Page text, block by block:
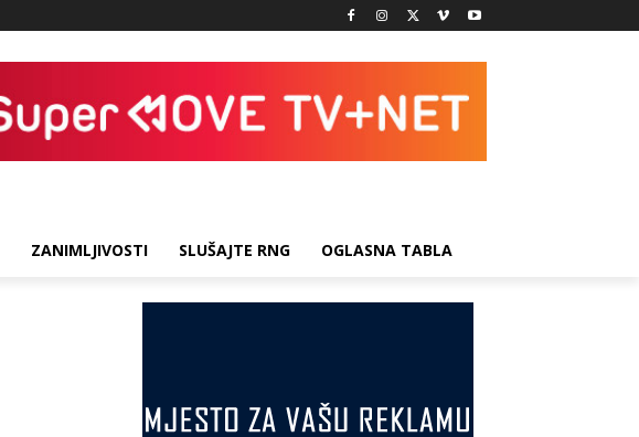
ZANIMLJIVOSTI SLUŠAJTE RNG OGLASNA TABLA